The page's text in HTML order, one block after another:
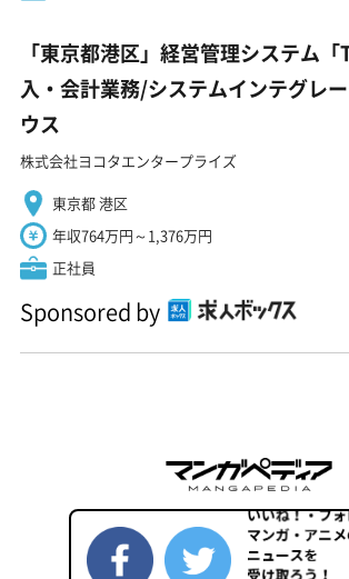
「東京都港区」経営管理システム
入・会計業務/システムインテグレ
ウス
株式会社ヨコタエンタープライズ
東京都 港区
年収764万円～1,376万円
正社員
Sponsored by